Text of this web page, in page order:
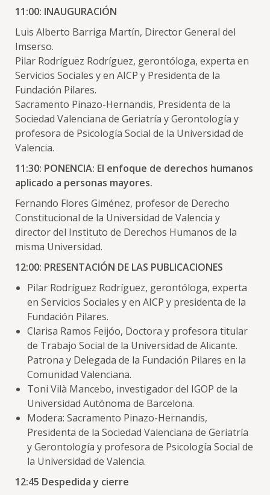
11:00: INAUGURACIÓN
Luis Alberto Barriga Martín, Director General del
Imserso.
Pilar Rodríguez Rodríguez, gerontóloga, experta en
Servicios Sociales y en AICP y Presidenta de la
Fundación Pilares.
Sacramento Pinazo-Hernandis, Presidenta de la
Sociedad Valenciana de Geriatría y Gerontología y
profesora de Psicología Social de la Universidad de
Valencia.
11:30: PONENCIA: El enfoque de derechos humanos
aplicado a personas mayores.
Fernando Flores Giménez, profesor de Derecho
Constitucional de la Universidad de Valencia y
director del Instituto de Derechos Humanos de la
misma Universidad.
12:00: PRESENTACIÓN DE LAS PUBLICACIONES
Pilar Rodríguez Rodríguez, gerontóloga, experta
en Servicios Sociales y en AICP y presidenta de la
Fundación Pilares.
Clarisa Ramos Feijóo, Doctora y profesora titular
de Trabajo Social de la Universidad de Alicante.
Patrona y Delegada de la Fundación Pilares en la
Comunidad Valenciana.
Toni Vilà Mancebo, investigador del IGOP de la
Universidad Autónoma de Barcelona.
Modera: Sacramento Pinazo-Hernandis,
Presidenta de la Sociedad Valenciana de Geriatría
y Gerontología y profesora de Psicología Social de
la Universidad de Valencia.
12:45 Despedida y cierre